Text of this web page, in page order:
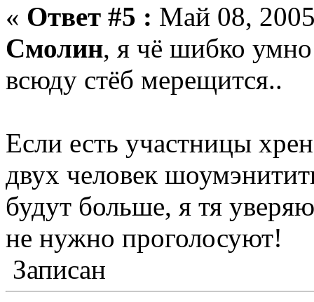
« Ответ #5 : Май 08,
Смолин, я чё шибко
всюду стёб мерещится..
Если есть участницы
двух человек
будут больше, я тя
не нужно проголосуют!
Записан